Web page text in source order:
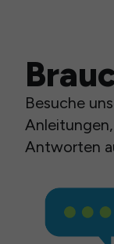
Besuche
Antworten